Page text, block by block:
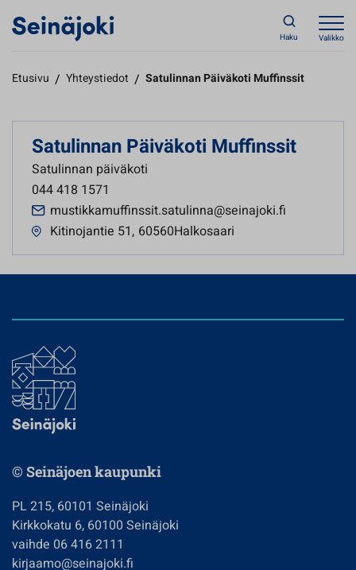
Haku Valikko
Etusivu / Yhteystiedot / Satulinnan Päiväkoti Muffinssit
Satulinnan Päiväkoti Muffinssit
Satulinnan päiväkoti
044 418 1571
mustikkamuffinssit.satulinna@seinajoki.fi
Kitinojantie 51, 60560Halkosaari
© Seinäjoen kaupunki
PL 215, 60101 Seinäjoki
Kirkkokatu 6, 60100 Seinäjoki
vaihde 06 416 2111
kirjaamo@seinajoki.fi